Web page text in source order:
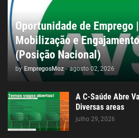
Oportunidade de Emprego
Mobilização e
(Posição Nacional)
by EmpregosMoz - agosto 02, 2026
A C-Saúde Abre
Diversas areas
julho 29, 2026